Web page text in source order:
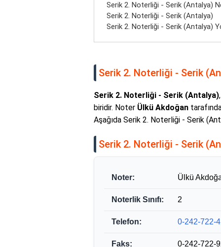
Serik 2. Noterliği - Serik (Antalya)
Serik 2. Noterliği - Serik (Antalya)
Serik 2. Noterliği - Serik (Antalya)
Serik 2. Noterliği - Serik
Serik 2. Noterliği - Serik (Antalya)
biridir. Noter Ülkü Akdoğan
Aşağıda Serik 2. Noterliği - Serik
Serik 2. Noterliği - Serik
Noter: Ülkü
Noterlik Sınıfı: 2
Telefon: 0-242-722-
Faks: 0-242-722-